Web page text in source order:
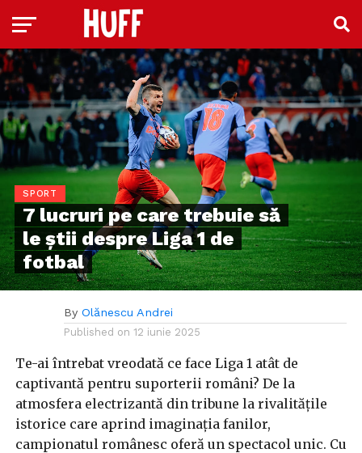
SPORT
7 lucruri pe care trebuie să
le știi despre Liga 1 de
fotbal
By Olănescu Andrei
Published on 12 iunie 2025
Te-ai întrebat vreodată ce face Liga 1 atât de
captivantă pentru suporterii români? De la
atmosfera electrizantă din tribune la rivalitățile
istorice care aprind imaginația fanilor,
campionatul românesc oferă un spectacol unic. Cu